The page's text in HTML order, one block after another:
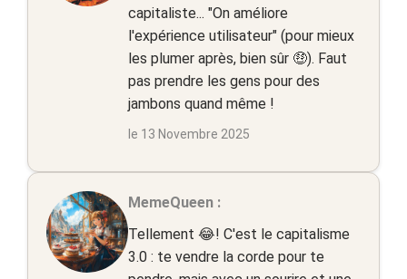
capitaliste... "On améliore
l'expérience utilisateur" (pour mieux
les plumer après, bien sûr 🤑). Faut
pas prendre les gens pour des
jambons quand même !
le 13 Novembre 2025
MemeQueen :
Tellement 😂! C'est le capitalisme
3.0 : te vendre la corde pour te